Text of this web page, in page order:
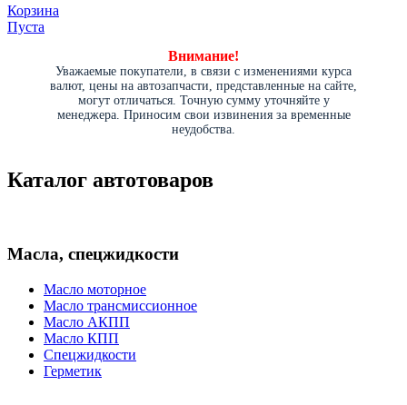
Корзина
Пуста
Внимание!
Уважаемые покупатели, в связи с изменениями курса
валют, цены на автозапчасти, представленные на сайте,
могут отличаться. Точную сумму уточняйте у
менеджера. Приносим свои извинения за временные
неудобства.
Каталог автотоваров
Масла, спецжидкости
Масло моторное
Масло трансмиссионное
Масло АКПП
Масло КПП
Спецжидкости
Герметик